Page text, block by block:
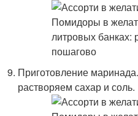
Приготовление
растворяем сахар и соль.